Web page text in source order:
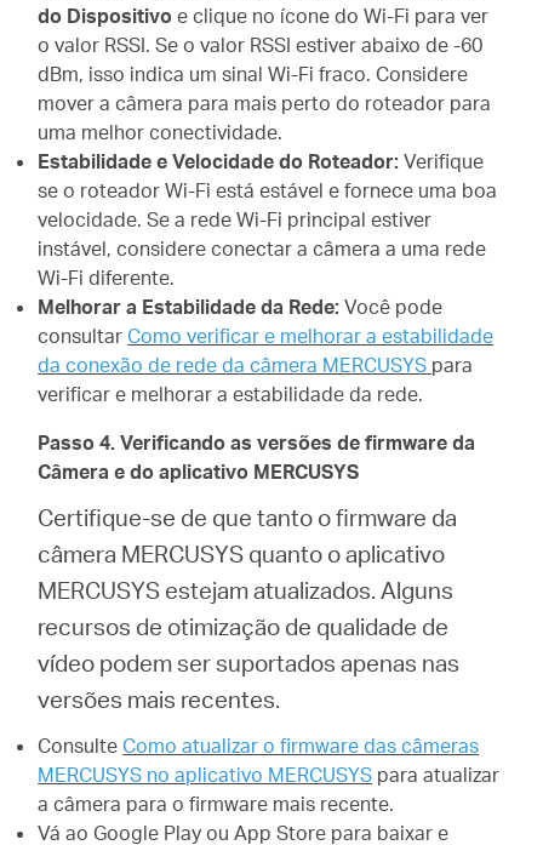
do Dispositivo e clique no ícone do Wi-Fi para ver
o valor RSSI. Se o valor RSSI estiver abaixo de -60
dBm, isso indica um sinal Wi-Fi fraco. Considere
mover a câmera para mais perto do roteador para
uma melhor conectividade.
Estabilidade e Velocidade do Roteador: Verifique
se o roteador Wi-Fi está estável e fornece uma boa
velocidade. Se a rede Wi-Fi principal estiver
instável, considere conectar a câmera a uma rede
Wi-Fi diferente.
Melhorar a Estabilidade da Rede:Você pode
consultar Como verificar e melhorar a estabilidade
da conexão de rede da câmera MERCUSYS para
verificar e melhorar a estabilidade da rede.
Passo 4. Verificando as versões de firmware da
Câmera e do aplicativo MERCUSYS
Certifique-se de que tanto o firmware da
câmera MERCUSYS quanto o aplicativo
MERCUSYS estejam atualizados. Alguns
recursos de otimização de qualidade de
vídeo podem ser suportados apenas nas
versões mais recentes.
Consulte Como atualizar o firmware das câmeras
MERCUSYS no aplicativo MERCUSYS para atualizar
a câmera para o firmware mais recente.
Vá ao Google Play ou App Store para baixar e